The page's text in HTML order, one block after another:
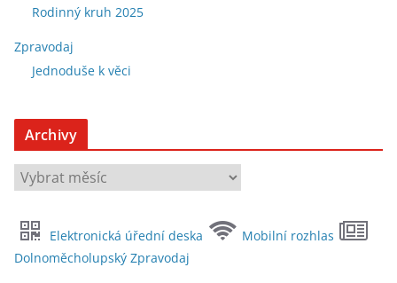
Rodinný kruh 2025
Zpravodaj
Jednoduše k věci
Archivy
A
r
h
i
Elektronická úřední deska
Mobilní rozhlas
Dolnoměcholupský Zpravodaj